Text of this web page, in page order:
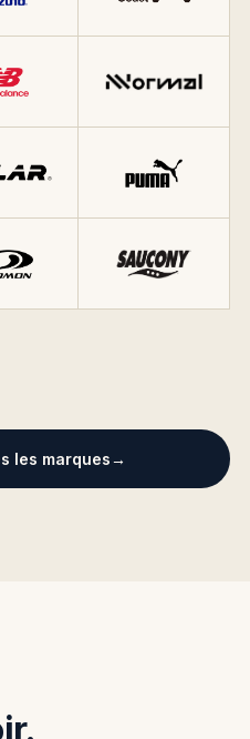
les marques